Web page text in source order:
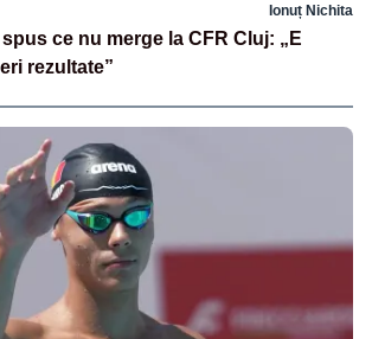
Ionuț Nichita
ce nu merge la CFR Cluj: „E
rezultate”